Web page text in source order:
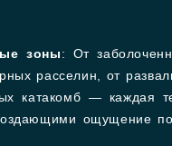
зоны: От
расселин, от
катакомб — каждая
ощущение